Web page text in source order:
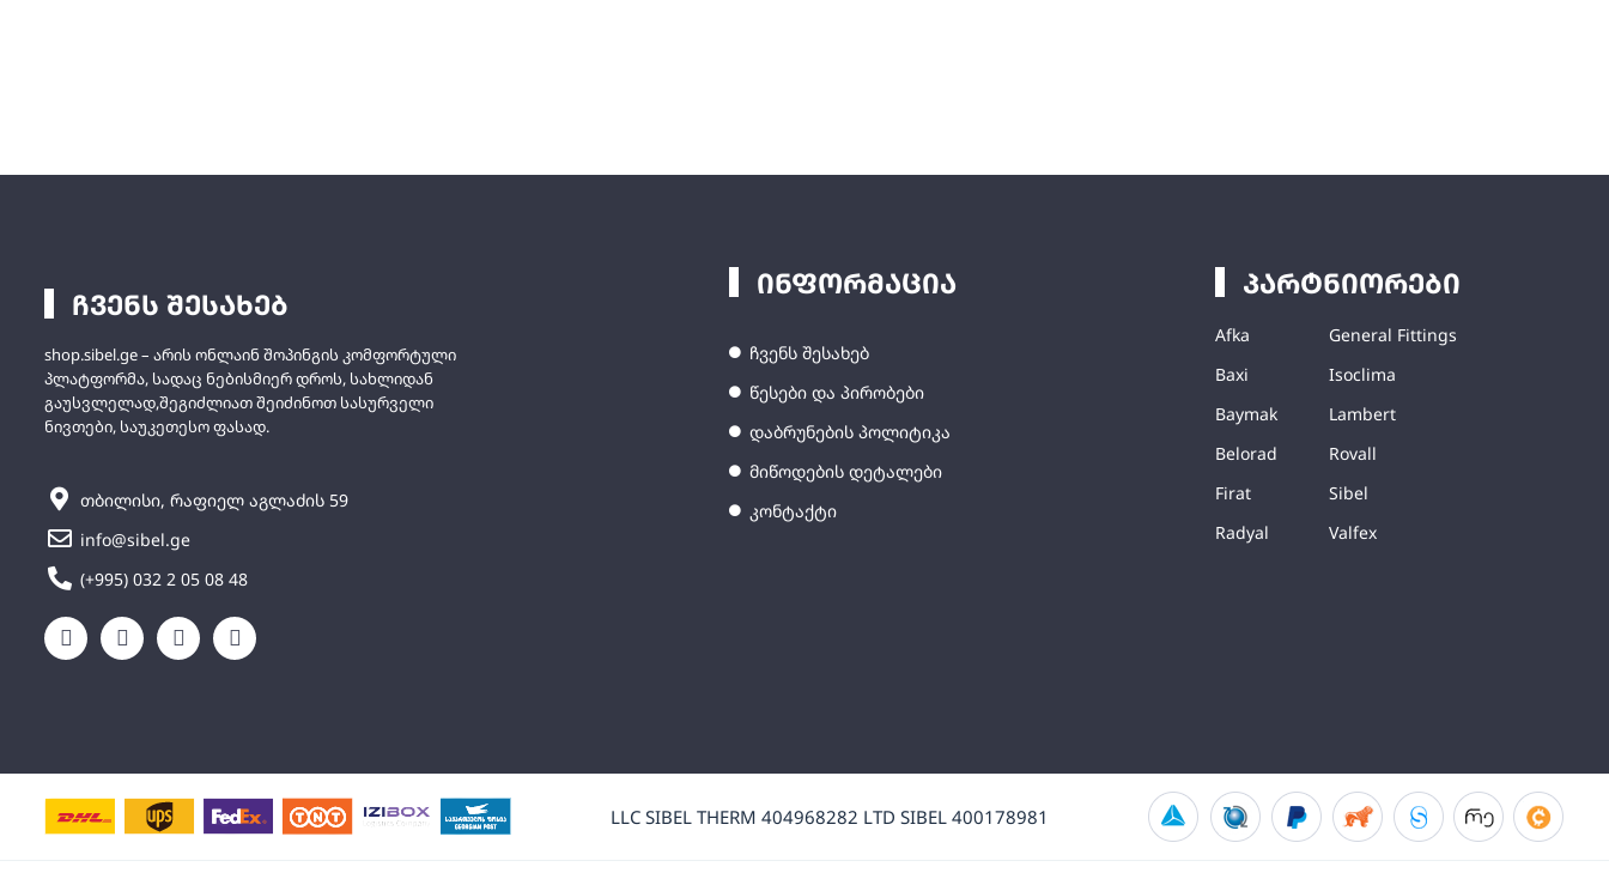
ჩვენს შესახებ
shop.sibel.ge – არის ონლაინ შოპინგის კომფორტული
პლატფორმა, სადაც ნებისმიერ დროს, სახლიდან
გაუსვლელად,შეგიძლიათ შეიძინოთ სასურველი
ნივთები, საუკეთესო ფასად.
თბილისი, რაფიელ აგლაძის 59
info@sibel.ge
(+995) 032 2 05 08 48
ინფორმაცია
ჩვენს შესახებ
წესები და პირობები
დაბრუნების პოლიტიკა
მიწოდების დეტალები
კონტაქტი
პარტნიორები
Afka
Baxi
Baymak
Belorad
Firat
Radyal
General Fittings
Isoclima
Lambert
Rovall
Sibel
Valfex
LLC SIBEL THERM 404968282 LTD SIBEL 400178981